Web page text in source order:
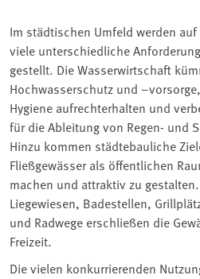
Im städtischen Umfeld werden
viele unterschiedliche
gestellt. Die Wasserwirtschaft
Hochwasserschutz und
Hygiene aufrechterhalten und
für die Ableitung von Regen- und
Hinzu kommen städtebauliche
Fließgewässer als öffentlichen
machen und attraktiv zu
Liegewiesen, Badestellen,
und Radwege erschließen die
Freizeit.
Die vielen konkurrierenden